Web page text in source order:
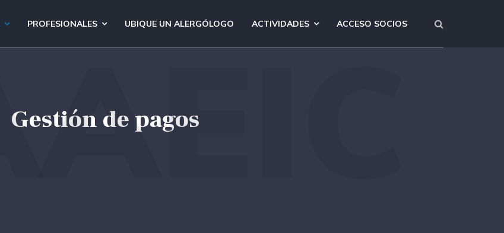
PROFESIONALES UBIQUE UN ALERGÓLOGO ACTIVIDADES ACCESO SOCIOS
Gestión de pagos